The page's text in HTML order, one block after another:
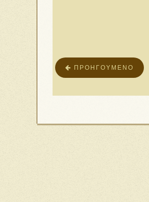
ΠΡΟΗΓΟΎΜΕΝΟ